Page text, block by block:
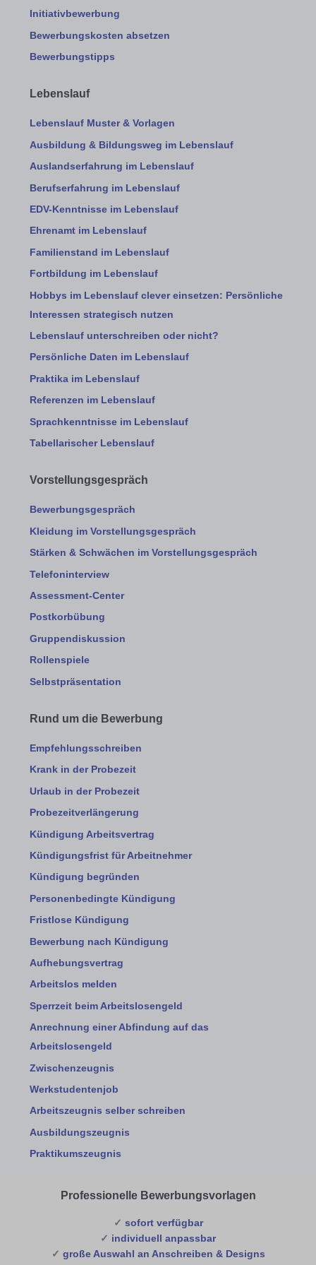
Initiativbewerbung
Bewerbungskosten absetzen
Bewerbungstipps
Lebenslauf
Lebenslauf Muster & Vorlagen
Ausbildung & Bildungsweg im Lebenslauf
Auslandserfahrung im Lebenslauf
Berufserfahrung im Lebenslauf
EDV-Kenntnisse im Lebenslauf
Ehrenamt im Lebenslauf
Familienstand im Lebenslauf
Fortbildung im Lebenslauf
Hobbys im Lebenslauf clever einsetzen: Persönliche
Interessen strategisch nutzen
Lebenslauf unterschreiben oder nicht?
Persönliche Daten im Lebenslauf
Praktika im Lebenslauf
Referenzen im Lebenslauf
Sprachkenntnisse im Lebenslauf
Tabellarischer Lebenslauf
Vorstellungsgespräch
Bewerbungsgespräch
Kleidung im Vorstellungsgespräch
Stärken & Schwächen im Vorstellungsgespräch
Telefoninterview
Assessment-Center
Postkorbübung
Gruppendiskussion
Rollenspiele
Selbstpräsentation
Rund um die Bewerbung
Empfehlungsschreiben
Krank in der Probezeit
Urlaub in der Probezeit
Probezeitverlängerung
Kündigung Arbeitsvertrag
Kündigungsfrist für Arbeitnehmer
Kündigung begründen
Personenbedingte Kündigung
Fristlose Kündigung
Bewerbung nach Kündigung
Aufhebungsvertrag
Arbeitslos melden
Sperrzeit beim Arbeitslosengeld
Anrechnung einer Abfindung auf das
Arbeitslosengeld
Zwischenzeugnis
Werkstudentenjob
Arbeitszeugnis selber schreiben
Ausbildungszeugnis
Praktikumszeugnis
Professionelle Bewerbungsvorlagen
✓ sofort verfügbar
✓ individuell anpassbar
✓ große Auswahl an Anschreiben & Designs